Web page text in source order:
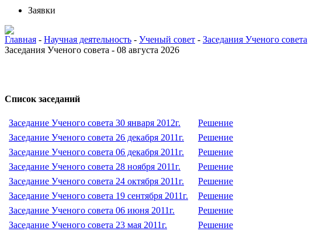
Заявки
Главная - Научная деятельность - Ученый совет - Заседания Ученого совета
Заседания Ученого совета - 08 августа 2026
Список заседаний
Заседание Ученого совета 30 января 2012г.
Решение
Заседание Ученого совета 26 декабря 2011г.
Решение
Заседание Ученого совета 06 декабря 2011г.
Решение
Заседание Ученого совета 28 ноября 2011г.
Решение
Заседание Ученого совета 24 октября 2011г.
Решение
Заседание Ученого совета 19 сентября 2011г.
Решение
Заседание Ученого совета 06 июня 2011г.
Решение
Заседание Ученого совета 23 мая 2011г.
Решение